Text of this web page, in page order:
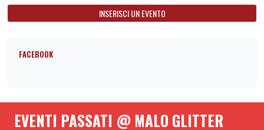
INSERISCI UN EVENTO
FACEBOOK
EVENTI PASSATI @ MALO GLITTER